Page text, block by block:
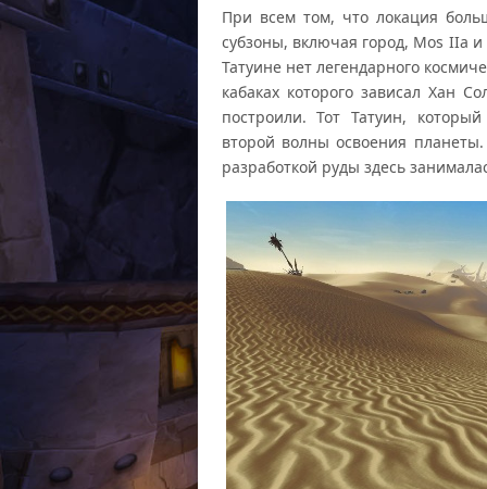
При всем том, что локация
субзоны, включая город, Mos IIa
Татуине нет легендарного
кабаках которого зависал Хан
построили. Тот Татуин,
второй волны освоения
разработкой руды здесь